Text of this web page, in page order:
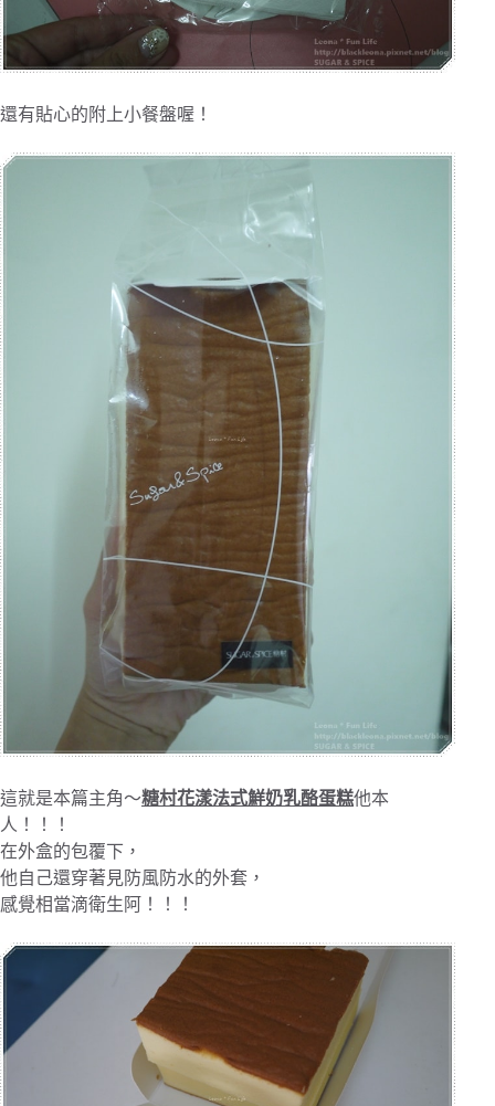
還有貼心的附上小餐盤喔！
這就是本篇主角～糖村花漾法式鮮奶乳酪蛋糕他本
人！！！
在外盒的包覆下，
他自己還穿著見防風防水的外套，
感覺相當滴衛生阿！！！